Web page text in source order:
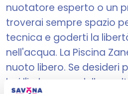
nuotatore esperto o un
troverai sempre spazio
tecnica e goderti la
nell'acqua. La Piscina
nuoto libero. Se desideri
hai l'imbarazzo della